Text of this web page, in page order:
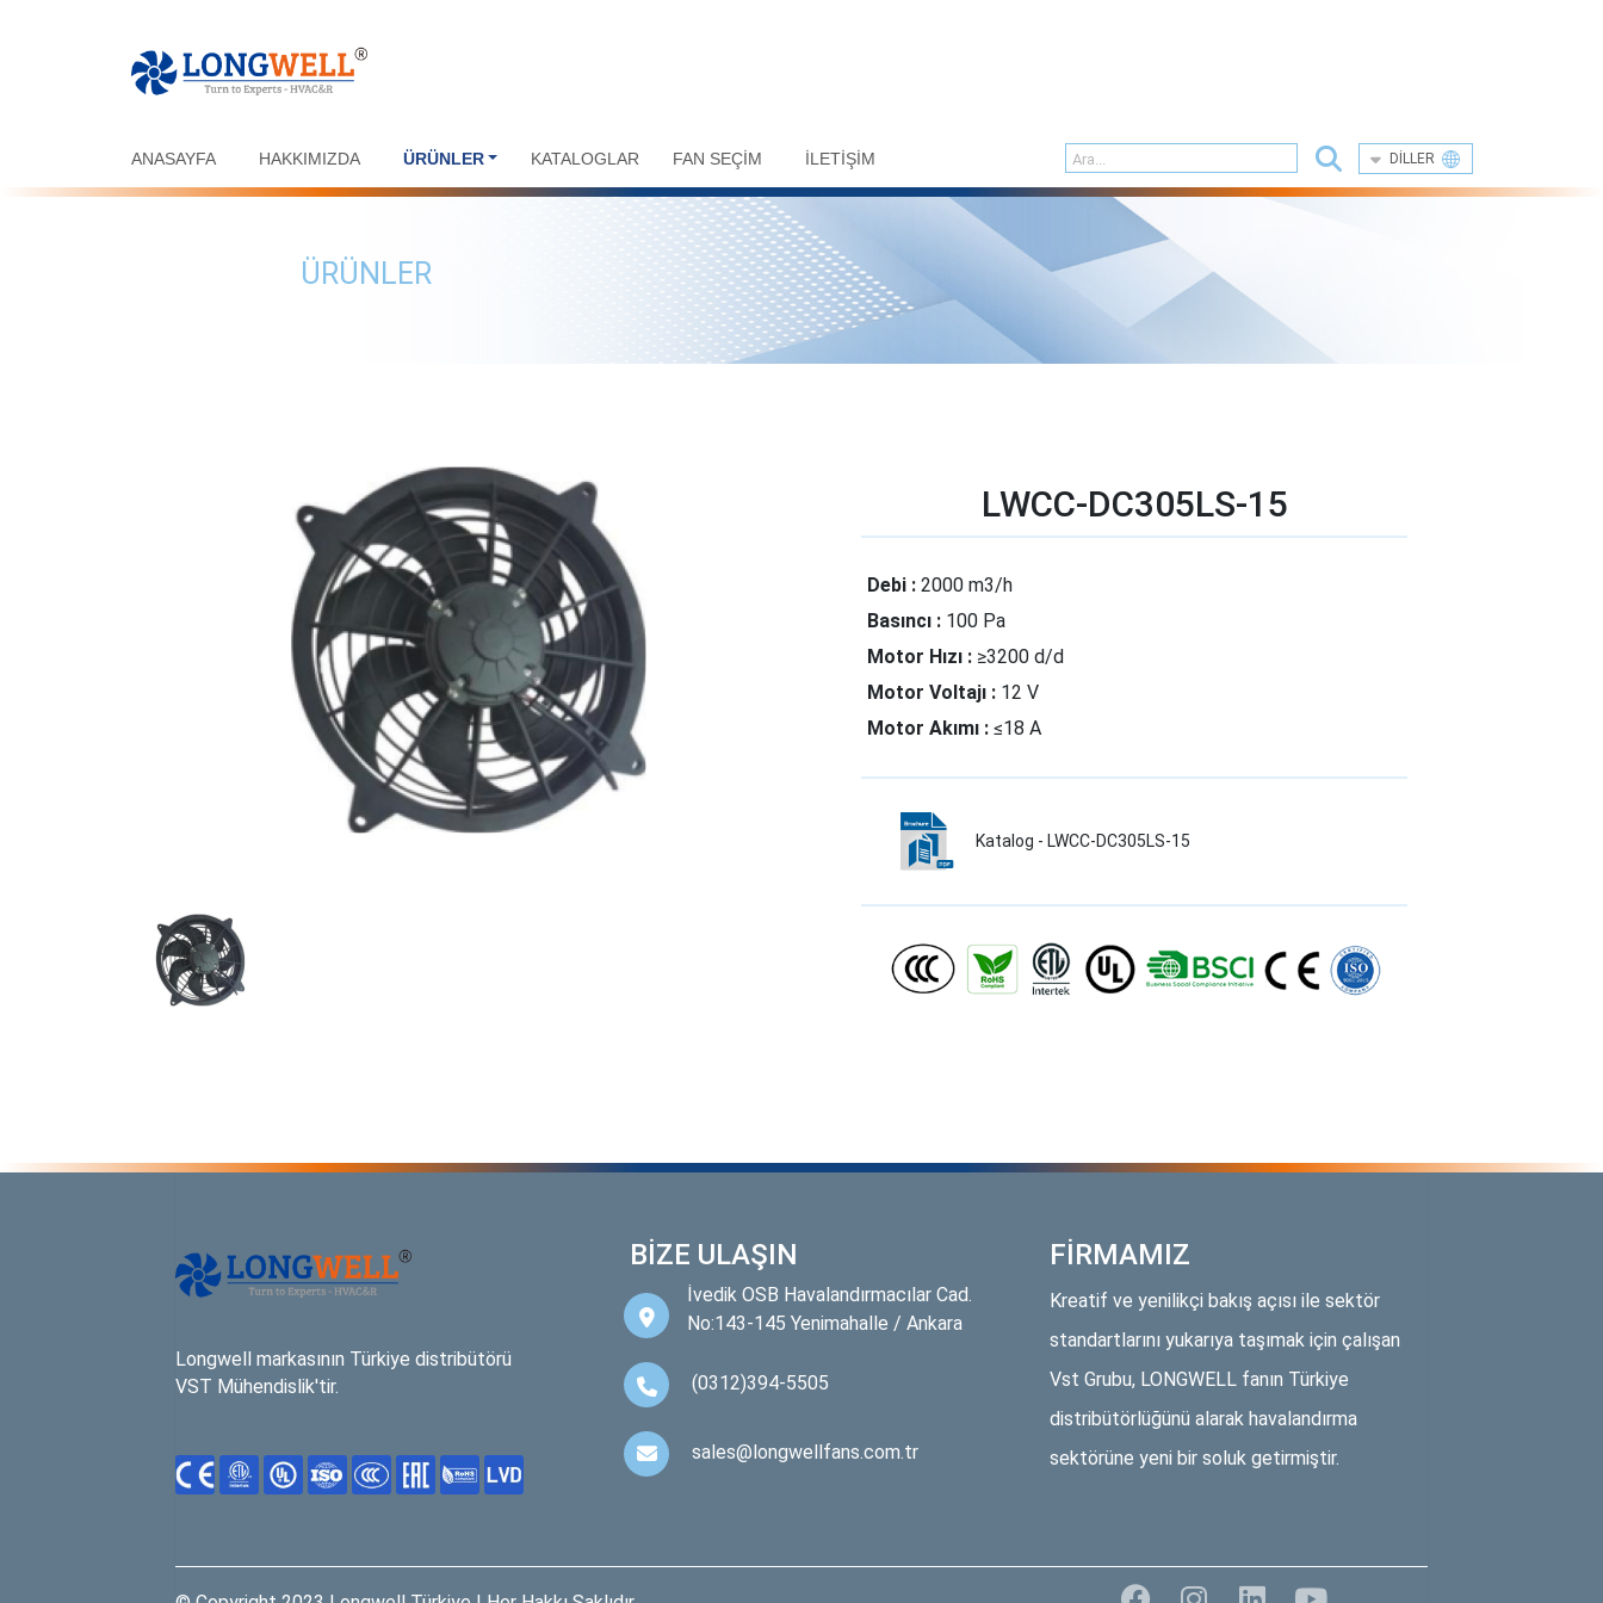
ANASAYFA HAKKIMIZDA ÜRÜNLER KATALOGLAR FAN SEÇİM İLETİŞİM DILLER
ÜRÜNLER
LWCC-DC305LS-15
Debi : 2000 m3/h
Basıncı : 100 Pa
Motor Hızı : ≥3200 d/d
Motor Voltajı : 12 V
Motor Akımı : ≤18 A
Katalog - LWCC-DC305LS-15
Longwell markasının Türkiye distribütörü
VST Mühendislik'tir.
BİZE ULAŞIN
İvedik OSB Havalandırmacılar Cad.
No:143-145 Yenimahalle / Ankara
(0312)394-5505
sales@longwellfans.com.tr
FİRMAMIZ
Kreatif ve yenilikçi bakış açısı ile sektör
standartlarını yukarıya taşımak için çalışan
Vst Grubu, LONGWELL fanın Türkiye
distribütörlüğünü alarak havalandırma
sektörüne yeni bir soluk getirmiştir.